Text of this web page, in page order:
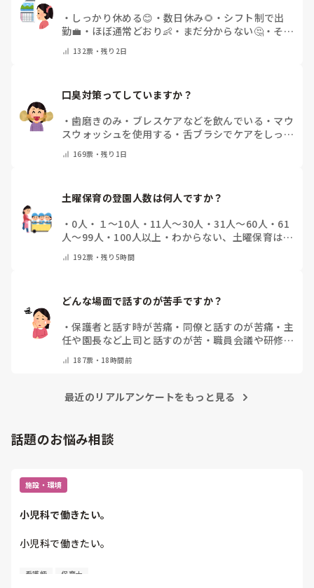
・ しっかり休める😊 ・ 数日休み🌻 ・ シフト制で出
勤💼 ・ ほぼ通常どおり👶 ・ まだ分からない🤔・ その
他(コメントで教えてください)
132票・残り2日
口臭対策ってしていますか？
・歯磨きのみ ・ ブレスケアなどを飲んでいる ・ マウ
スウォッシュを使用する ・ 舌ブラシでケアをしっか
りする
フリスクをかじる
の他(コメントで教えて下さい)
169票・残り1日
土曜保育の登園人数は何人ですか？
・ 0人 ・ １～10人 ・ 11人～30人 ・31人～60人・ 61
人～99人 ・ 100人以上 ・ わからない、土曜保育はな
い
その他(コメントで教えて下さい)
192票・残り5時間
どんな場面で話すのが苦手ですか？
・保護者と話す時が苦痛 ・ 同僚と話すのが苦痛 ・ 主
任や園長など上司と話すのが苦 ・ 職員会議や研修場
面で話すのが苦
他(コメントで教えてください)
187票・ 18時間前
最近のリアルアンケートをもっと見る
話題のお悩み相談
施設・環境
小児科で働きたい。
小児科で働きたい。
看護師 保育士